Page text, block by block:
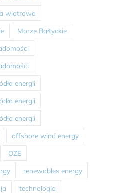
wiatrowa
Morze Bałtyckie
energii
energii
energii
offshore wind energy
OZE
renewables energy
technologia